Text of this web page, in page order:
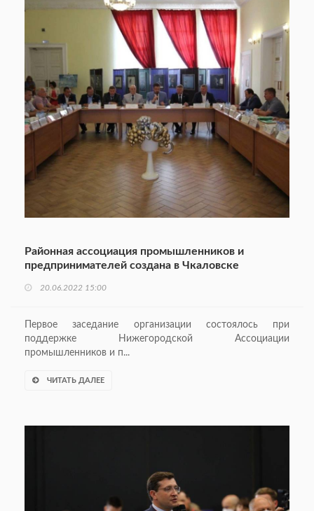
Районная ассоциация промышленников и
предпринимателей создана в Чкаловске
20.06.2022 15:00
Первое заседание организации состоялось при
поддержке Нижегородской Ассоциации
промышленников и п...
ЧИТАТЬ ДАЛЕЕ